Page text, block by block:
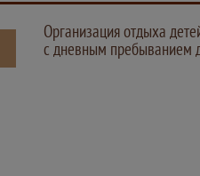
Организация отдыха
с дневным пребыванием